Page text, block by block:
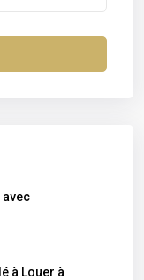
avec
à Louer à